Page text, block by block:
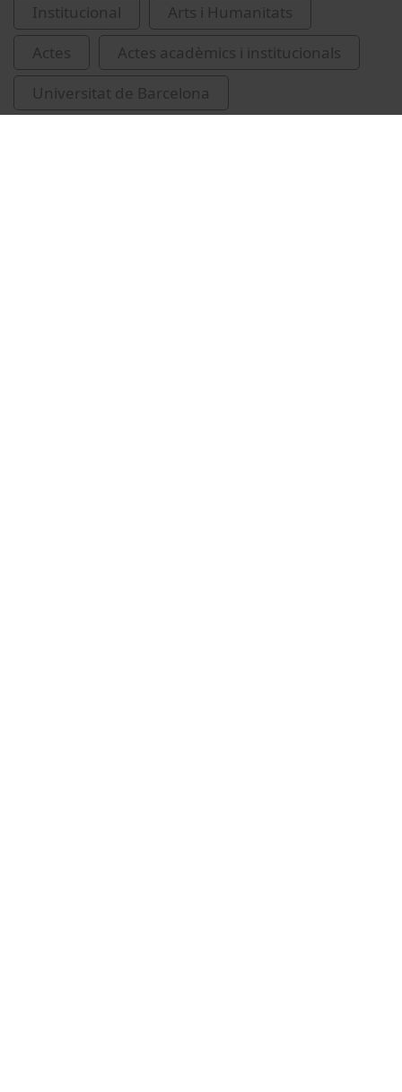
Institucional
Arts i Humanitats
Actes
Actes acadèmics i institucionals
Universitat de Barcelona